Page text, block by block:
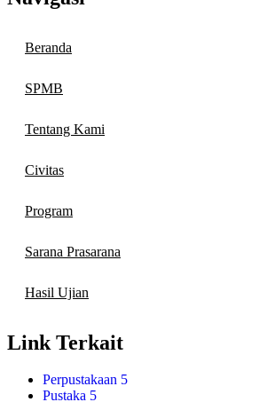
Beranda
SPMB
Tentang Kami
Civitas
Program
Sarana Prasarana
Hasil Ujian
Link Terkait
Perpustakaan 5
Pustaka 5